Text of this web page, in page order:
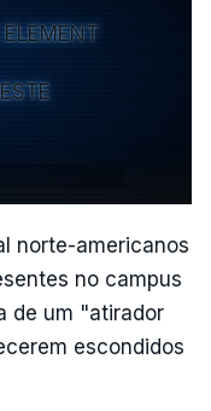
norte-americanos
no campus
de um "atirador
escondidos